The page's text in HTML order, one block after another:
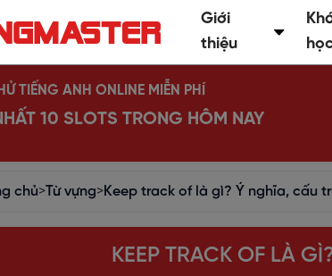
Giới
thiệu
TIẾNG ANH ONLINE MIỄN PHÍ
10 SLOTS TRONG HÔM NAY
chủ>Từ vựng>Keep track of là gì? Ý nghĩa, cấu
KEEP TRACK OF LÀ